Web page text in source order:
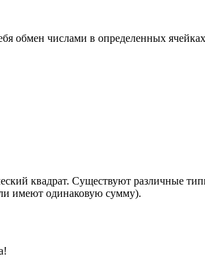
обмен числами в определенных
квадрат. Существуют различные
имеют одинаковую сумму).